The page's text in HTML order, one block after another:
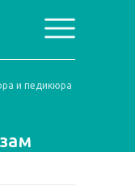
и педикюра